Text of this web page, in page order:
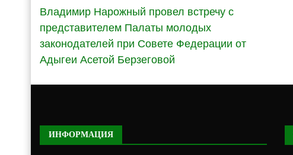
Владимир Нарожный провел встречу с
представителем Палаты молодых
законодателей при Совете Федерации от
Адыгеи Асетой Берзеговой
ИНФОРМАЦИЯ